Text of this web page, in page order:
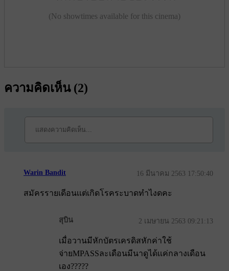
(No showtimes available for this cinema)
ความคิดเห็น (2)
Warin Bandit 16 มีนาคม 2563 17:50:40
สมัครรายเดีอนเเต่เกิดโรคระบาดทำไงดคะ
สุบิน 2 เมษายน 2563 09:21:13
เมื่อวานมีหักบัตรเครดิสหักค่าใช้
จ่ายMPASSละเดือนมีนาดูได้เเค่กลางเดือน
เอง?????